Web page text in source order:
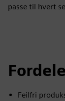
passe til hvert
Feilfri